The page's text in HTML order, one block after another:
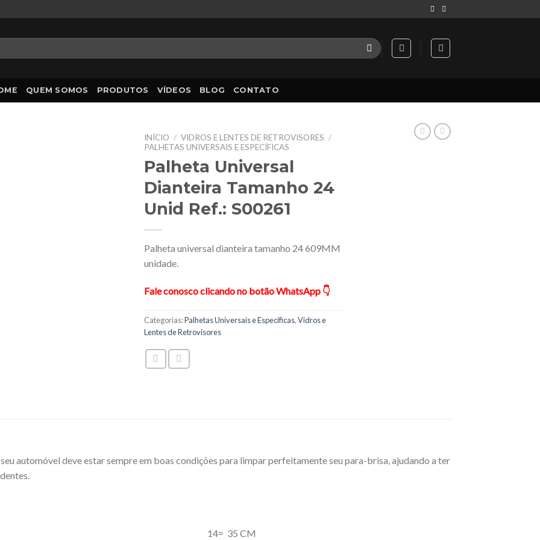
QUEM SOMOS PRODUTOS VÍDEOS BLOG CONTATO
INÍCIO / VIDROS E LENTES DE RETROVISORES /
PALHETAS UNIVERSAIS E ESPECÍFICAS
Palheta Universal
Dianteira Tamanho 24
Unid Ref.: S00261
Palheta universal dianteira tamanho 24 609MM
unidade.
Fale conosco clicando no botão WhatsApp 👇
Categorias:Palhetas Universais e Específicas,Vidros e
Lentes de Retrovisores
automóvel deve estar sempre em boas condições para limpar perfeitamente seu para-brisa, ajudando a ter
14= 35 CM